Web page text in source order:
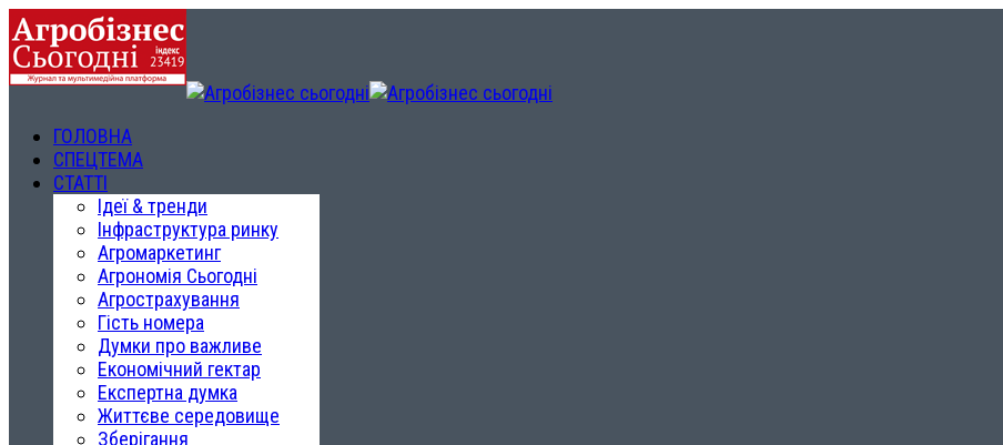
ГОЛОВНА
СПЕЦТЕМА
СТАТТІ
Ідеї & тренди
Інфраструктура ринку
Агромаркетинг
Агрономія Сьогодні
Агрострахування
Гість номера
Думки про важливе
Економічний гектар
Експертна думка
Життєве середовище
Зберігання